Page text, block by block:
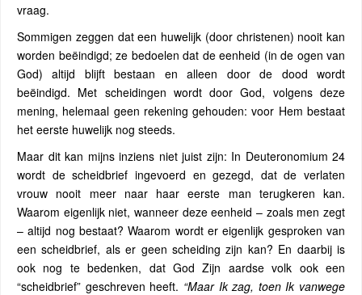
vraag.
Sommigen zeggen dat een huwelijk (door christenen) nooit kan
worden beëindigd; ze bedoelen dat de eenheid (in de ogen van
God) altijd blijft bestaan en alleen door de dood wordt
beëindigd. Met scheidingen wordt door God, volgens deze
mening, helemaal geen rekening gehouden: voor Hem bestaat
het eerste huwelijk nog steeds.
Maar dit kan mijns inziens niet juist zijn: In Deuteronomium 24
wordt de scheidbrief ingevoerd en gezegd, dat de verlaten
vrouw nooit meer naar haar eerste man terugkeren kan.
Waarom eigenlijk niet, wanneer deze eenheid – zoals men zegt
– altijd nog bestaat? Waarom wordt er eigenlijk gesproken van
een scheidbrief, als er geen scheiding zijn kan? En daarbij is
ook nog te bedenken, dat God Zijn aardse volk ook een
“scheidbrief” geschreven heeft. “Maar Ik zag, toen Ik vanwege